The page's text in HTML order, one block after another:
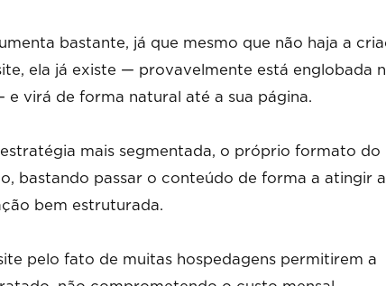
bastante, já que mesmo que não haja a
ela já existe — provavelmente está englobada
virá de forma natural até a sua página.
mais segmentada, o próprio formato do
bastando passar o conteúdo de forma a atingir a
bem estruturada.
pelo fato de muitas hospedagens permitirem a